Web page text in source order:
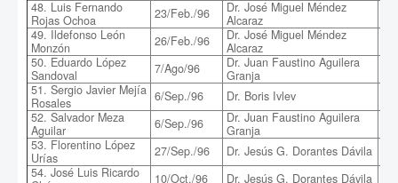
48. Luis Fernando
Rojas Ochoa
23/Feb./96
Dr. José Miguel Méndez
Alcaraz
49. Ildefonso León
Monzón
26/Feb./96
Dr. José Miguel Méndez
Alcaraz
50. Eduardo López
Sandoval
7/Ago/96
Dr. Juan Faustino Aguilera
Granja
51. Sergio Javier Mejía
Rosales
6/Sep./96 Dr. Boris Ivlev
52. Salvador Meza
Aguilar
6/Sep./96
Dr. Juan Faustino Aguilera
Granja
53. Florentino López
Urías
27/Sep./96 Dr. Jesús G. Dorantes Dávila
54. José Luis Ricardo
10/Oct./96 Dr. Jesús G. Dorantes Dávila